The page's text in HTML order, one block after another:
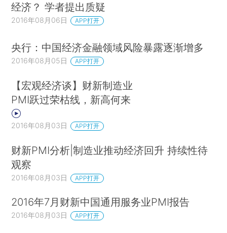
经济？ 学者提出质疑
2016年08月06日 APP打开
央行：中国经济金融领域风险暴露逐渐增多
2016年08月05日 APP打开
【宏观经济谈】财新制造业
PMI跃过荣枯线，新高何来
2016年08月03日 APP打开
财新PMI分析|制造业推动经济回升 持续性待
观察
2016年08月03日 APP打开
2016年7月财新中国通用服务业PMI报告
2016年08月03日 APP打开